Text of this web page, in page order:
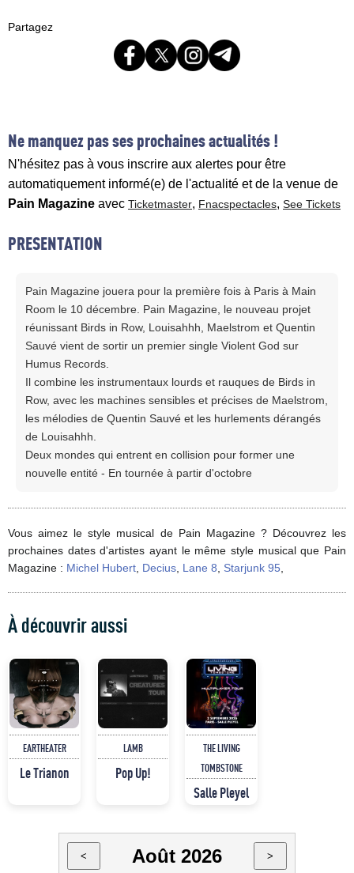
Partagez
Ne manquez pas ses prochaines actualités !
N'hésitez pas à vous inscrire aux alertes pour être
automatiquement informé(e) de l'actualité et de la venue de
Pain Magazine avec Ticketmaster, Fnacspectacles, See Tickets
PRESENTATION
Pain Magazine jouera pour la première fois à Paris à Main
Room le 10 décembre. Pain Magazine, le nouveau projet
réunissant Birds in Row, Louisahhh, Maelstrom et Quentin
Sauvé vient de sortir un premier single Violent God sur
Humus Records.
Il combine les instrumentaux lourds et rauques de Birds in
Row, avec les machines sensibles et précises de Maelstrom,
les mélodies de Quentin Sauvé et les hurlements dérangés
de Louisahhh.
Deux mondes qui entrent en collision pour former une
nouvelle entité - En tournée à partir d'octobre
Vous aimez le style musical de Pain Magazine ? Découvrez les
prochaines dates d'artistes ayant le même style musical que Pain
Magazine : Michel Hubert Decius Lane 8 Starjunk 95
À découvrir aussi
EARTHEATER
Le Trianon
LAMB
Pop Up!
THE LIVING
TOMBSTONE
Salle Pleyel
< Août 2026 >